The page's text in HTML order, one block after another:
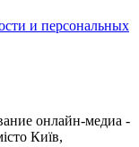
и персональных
онлайн-медиа -
Київ,